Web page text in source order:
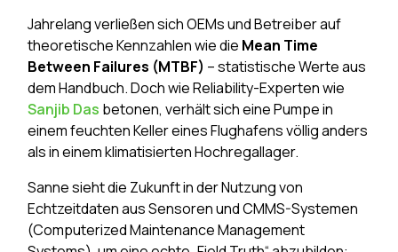
Jahrelang verließen sich OEMs und Betreiber auf
theoretische Kennzahlen wie die Mean Time
Between Failures (MTBF) – statistische Werte aus
dem Handbuch. Doch wie Reliability-Experten wie
Sanjib Das betonen, verhält sich eine Pumpe in
einem feuchten Keller eines Flughafens völlig anders
als in einem klimatisierten Hochregallager.
Sanne sieht die Zukunft in der Nutzung von
Echtzeitdaten aus Sensoren und CMMS-Systemen
(Computerized Maintenance Management